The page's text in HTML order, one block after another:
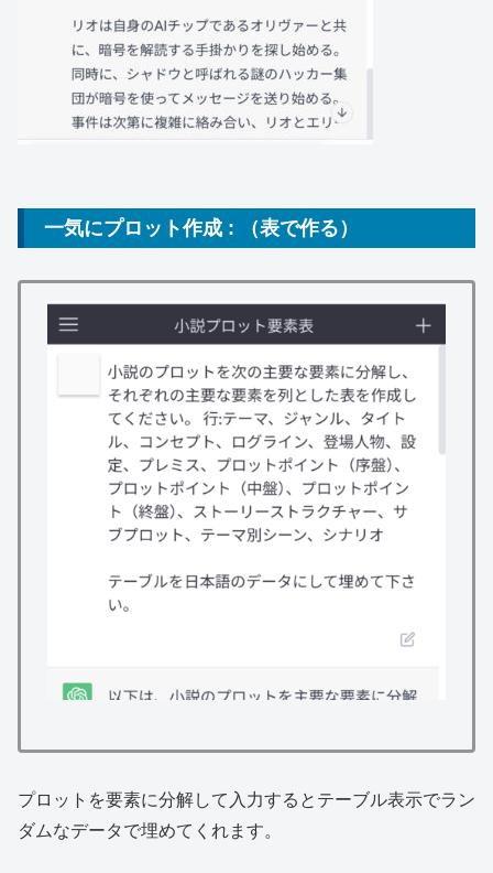
一気にプロット作成 : （表で作る）
プロットを要素に分解して入力するとテーブル表示でラン
ダムなデータで埋めてくれます。